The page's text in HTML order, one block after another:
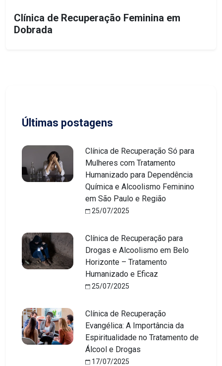
Clínica de Recuperação Feminina em
Dobrada
Últimas postagens
Clínica de Recuperação Só para
Mulheres com Tratamento
Humanizado para Dependência
Química e Alcoolismo Feminino
em São Paulo e Região
25/07/2025
Clínica de Recuperação para
Drogas e Alcoolismo em Belo
Horizonte – Tratamento
Humanizado e Eficaz
25/07/2025
Clínica de Recuperação
Evangélica: A Importância da
Espiritualidade no Tratamento de
Álcool e Drogas
17/07/2025